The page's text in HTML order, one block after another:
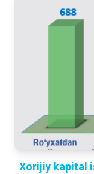
Xorijiy kapital